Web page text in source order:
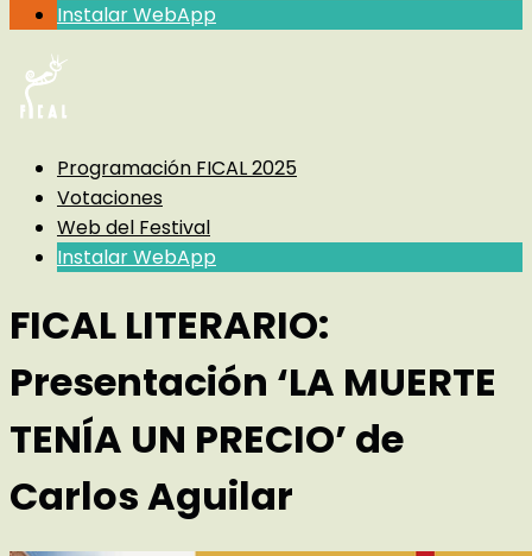
Instalar WebApp
Programación FICAL 2025
Votaciones
Web del Festival
Instalar WebApp
FICAL LITERARIO:
Presentación ‘LA MUERTE
TENÍA UN PRECIO’ de
Carlos Aguilar